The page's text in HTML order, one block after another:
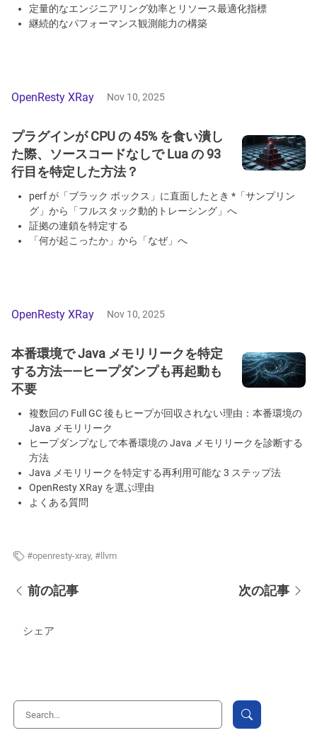
定量的なエンジニアリング効率とリソース最適化指標
継続的なパフォーマンス観測能力の構築
OpenResty XRay Nov 10, 2025
プラグインが CPU の 45% を食い潰し
た際、ソースコードなしで Lua の 93
行目を特定した方法？
perf が「ブラック ボックス」に直面したとき *「サンプリン
グ」から「フルスタック動的トレーシング」へ
証拠の連鎖を特定する
「何が起こったか」から「なぜ」へ
OpenResty XRay Nov 10, 2025
本番環境で Java メモリリークを特定
する方法——ヒープダンプも再起動も
不要
複数回の Full GC 後もヒープが回収されない理由：本番環境の
Java メモリリーク
ヒープダンプなしで本番環境の Java メモリリークを診断する
方法
Java メモリリークを特定する再利用可能な 3 ステップ法
OpenResty XRay を選ぶ理由
よくある質問
openresty-xray, llvm
前の記事 次の記事
シェア